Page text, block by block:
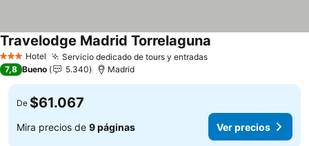
3 Estrellas
Hotel Servicio dedicado de tours y entradas
Travelodge Madrid Torrelaguna
7,8 Bueno 5.340 Madrid
De $61.067
Mira precios de 9 páginas Ver precios